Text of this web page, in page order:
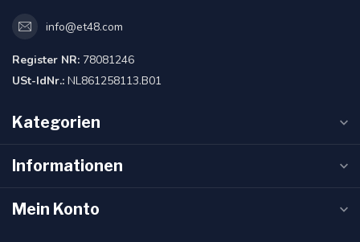
info@et48.com
Register NR: 78081246
USt-IdNr.: NL861258113.B01
Kategorien
Informationen
Mein Konto